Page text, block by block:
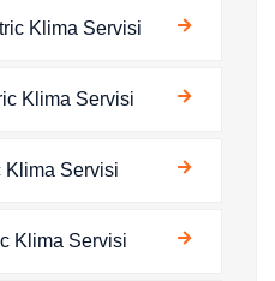
Klima Servisi
Klima Servisi
Klima Servisi
Klima Servisi